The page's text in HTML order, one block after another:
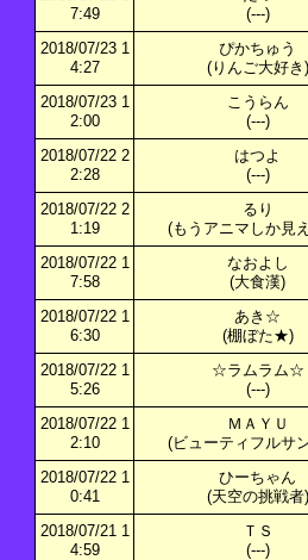
7:49
(---)
2018/07/23 1
4:27
ぴかちゅう
(りんご大好き)
2018/07/23 1
2:00
こうらん
(---)
2018/07/22 2
2:28
はつよ
(---)
2018/07/22 2
1:19
るり
(もうアニマしか見
2018/07/22 1
7:58
なおよし
(大食漢)
2018/07/22 1
6:30
あき☆
(棚ぼた★)
2018/07/22 1
5:26
☆ラムラム☆
(---)
2018/07/22 1
2:10
ＭＡＹＵ
(ビューティフルサ
2018/07/22 1
0:41
ひーちゃん
(天空の挑戦者)
2018/07/21 1
4:59
ＴＳ
(---)